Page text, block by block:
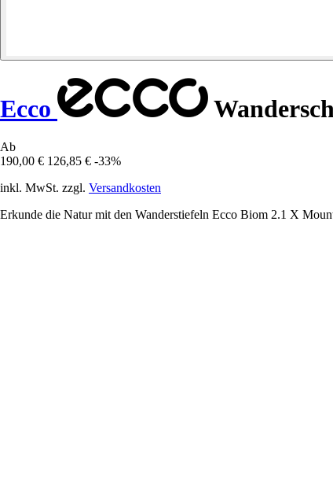
Ecco
Ab
190,00 € 126,85 € -33%
inkl. MwSt. zzgl. Versandkosten
Erkunde die Natur mit den Wanderstiefeln Ecco Biom 2.1 X